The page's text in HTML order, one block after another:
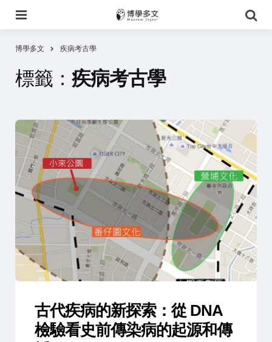
尋
博學多文 疾病考古學
標籤： 疾病考古學
古代疾病的新探索：從 DNA
檢驗看史前傳染病的起源和傳